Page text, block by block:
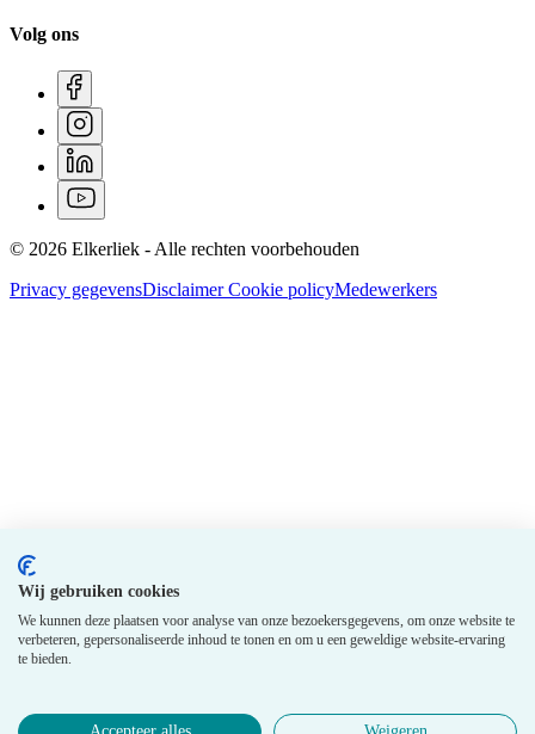
Wij gebruiken cookies
We kunnen deze plaatsen voor analyse van onze bezoekersgegevens, om onze website te
verbeteren, gepersonaliseerde inhoud te tonen en om u een geweldige website-ervaring
te bieden.
Volg ons
© 2026 Elkerliek - Alle rechten voorbehouden
Privacy gegevensDisclaimerCookie policyMedewerkers